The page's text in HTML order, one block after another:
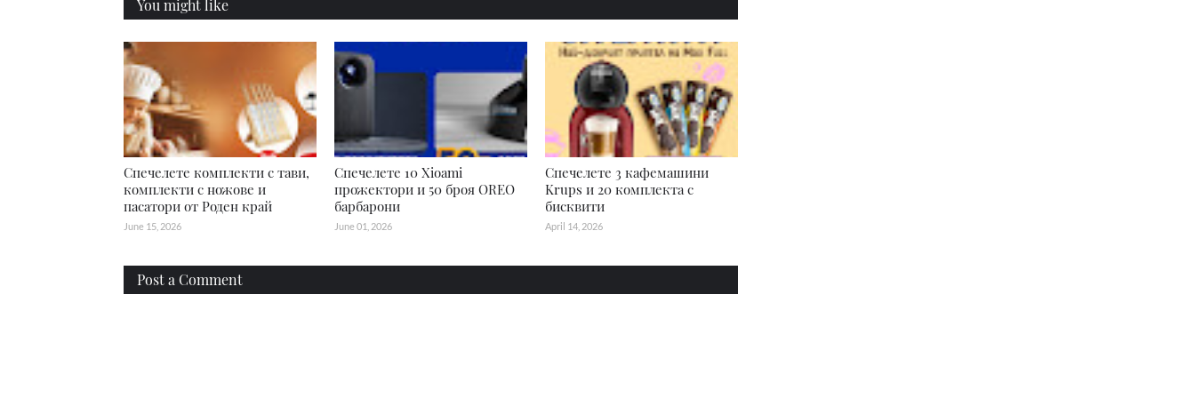
You might like
Спечелете комплекти с тави,
комплекти с ножове и
пасатори от Роден край
June 15, 2026
Спечелете 10 Xioami
прожектори и 50 броя OREO
барбарони
June 01, 2026
Спечелете 3 кафемашини
Krups и 20 комплекта с
бисквити
April 14, 2026
Post a Comment